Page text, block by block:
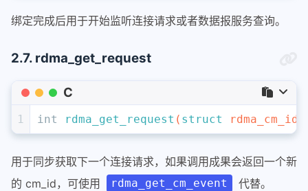
绑定完成后用于开始监听连接请求或者数据报服务查询。
2.7. rdma_get_request
C
1 int rdma_get_request ( struct
用于同步获取下一个连接请求，如果调用成果会返回一个新
的 cm_id，可使用
rdma_get_cm_event 代替。